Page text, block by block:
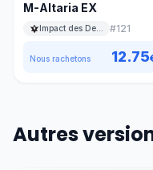
M-Altaria EX
#121
Nous rachetons 12.75
Autres